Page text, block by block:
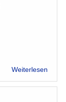
Weiterlesen
PCM